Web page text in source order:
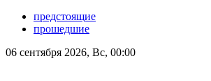
предстоящие
прошедшие
06 сентября 2026, Вс, 00:00